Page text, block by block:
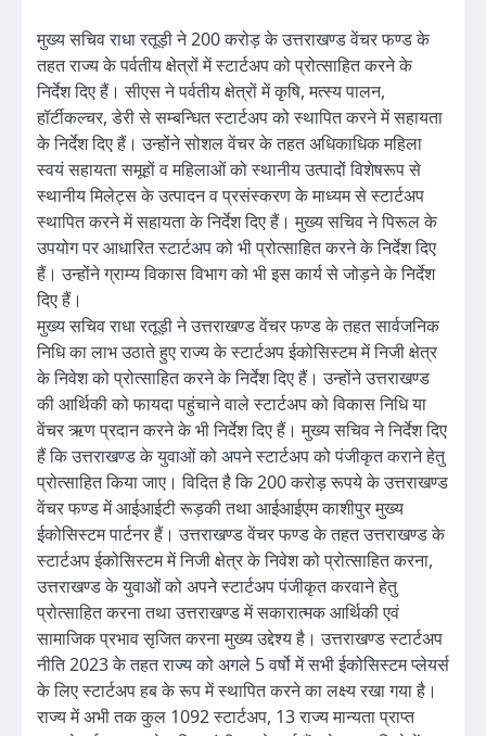
मुख्य सचिव राधा रतूड़ी ने 200 करोड़ के उत्तराखण्ड वेंचर फण्ड के
तहत राज्य के पर्वतीय क्षेत्रों में स्टार्टअप को प्रोत्साहित करने के
निर्देश दिए हैं। सीएस ने पर्वतीय क्षेत्रों में कृषि, मत्स्य पालन,
हॉर्टीकल्चर, डेरी से सम्बन्धित स्टार्टअप को स्थापित करने में सहायता
के निर्देश दिए हैं। उन्होंने सोशल वेंचर के तहत अधिकाधिक महिला
स्वयं सहायता समूहों व महिलाओं को स्थानीय उत्पादों विशेषरूप से
स्थानीय मिलेट्स के उत्पादन व प्रसंस्करण के माध्यम से स्टार्टअप
स्थापित करने में सहायता के निर्देश दिए हैं। मुख्य सचिव ने पिरूल के
उपयोग पर आधारित स्टार्टअप को भी प्रोत्साहित करने के निर्देश दिए
हैं। उन्होंने ग्राम्य विकास विभाग को भी इस कार्य से जोड़ने के निर्देश
दिए हैं।
मुख्य सचिव राधा रतूड़ी ने उत्तराखण्ड वेंचर फण्ड के तहत सार्वजनिक
निधि का लाभ उठाते हुए राज्य के स्टार्टअप ईकोसिस्टम में निजी क्षेत्र
के निवेश को प्रोत्साहित करने के निर्देश दिए हैं। उन्होंने उत्तराखण्ड
की आर्थिकी को फायदा पहुंचाने वाले स्टार्टअप को विकास निधि या
वेंचर ऋण प्रदान करने के भी निर्देश दिए हैं। मुख्य सचिव ने निर्देश दिए
हैं कि उत्तराखण्ड के युवाओं को अपने स्टार्टअप को पंजीकृत कराने हेतु
प्रोत्साहित किया जाए। विदित है कि 200 करोड़ रूपये के उत्तराखण्ड
वेंचर फण्ड में आईआईटी रूड़की तथा आईआईएम काशीपुर मुख्य
ईकोसिस्टम पार्टनर हैं। उत्तराखण्ड वेंचर फण्ड के तहत उत्तराखण्ड के
स्टार्टअप ईकोसिस्टम में निजी क्षेत्र के निवेश को प्रोत्साहित करना,
उत्तराखण्ड के युवाओं को अपने स्टार्टअप पंजीकृत करवाने हेतु
प्रोत्साहित करना तथा उत्तराखण्ड में सकारात्मक आर्थिकी एवं
सामाजिक प्रभाव सृजित करना मुख्य उद्देश्य है। उत्तराखण्ड स्टार्टअप
नीति 2023 के तहत राज्य को अगले 5 वर्षो में सभी ईकोसिस्टम प्लेयर्स
के लिए स्टार्टअप हब के रूप में स्थापित करने का लक्ष्य रखा गया है।
राज्य में अभी तक कुल 1092 स्टार्टअप, 13 राज्य मान्यता प्राप्त